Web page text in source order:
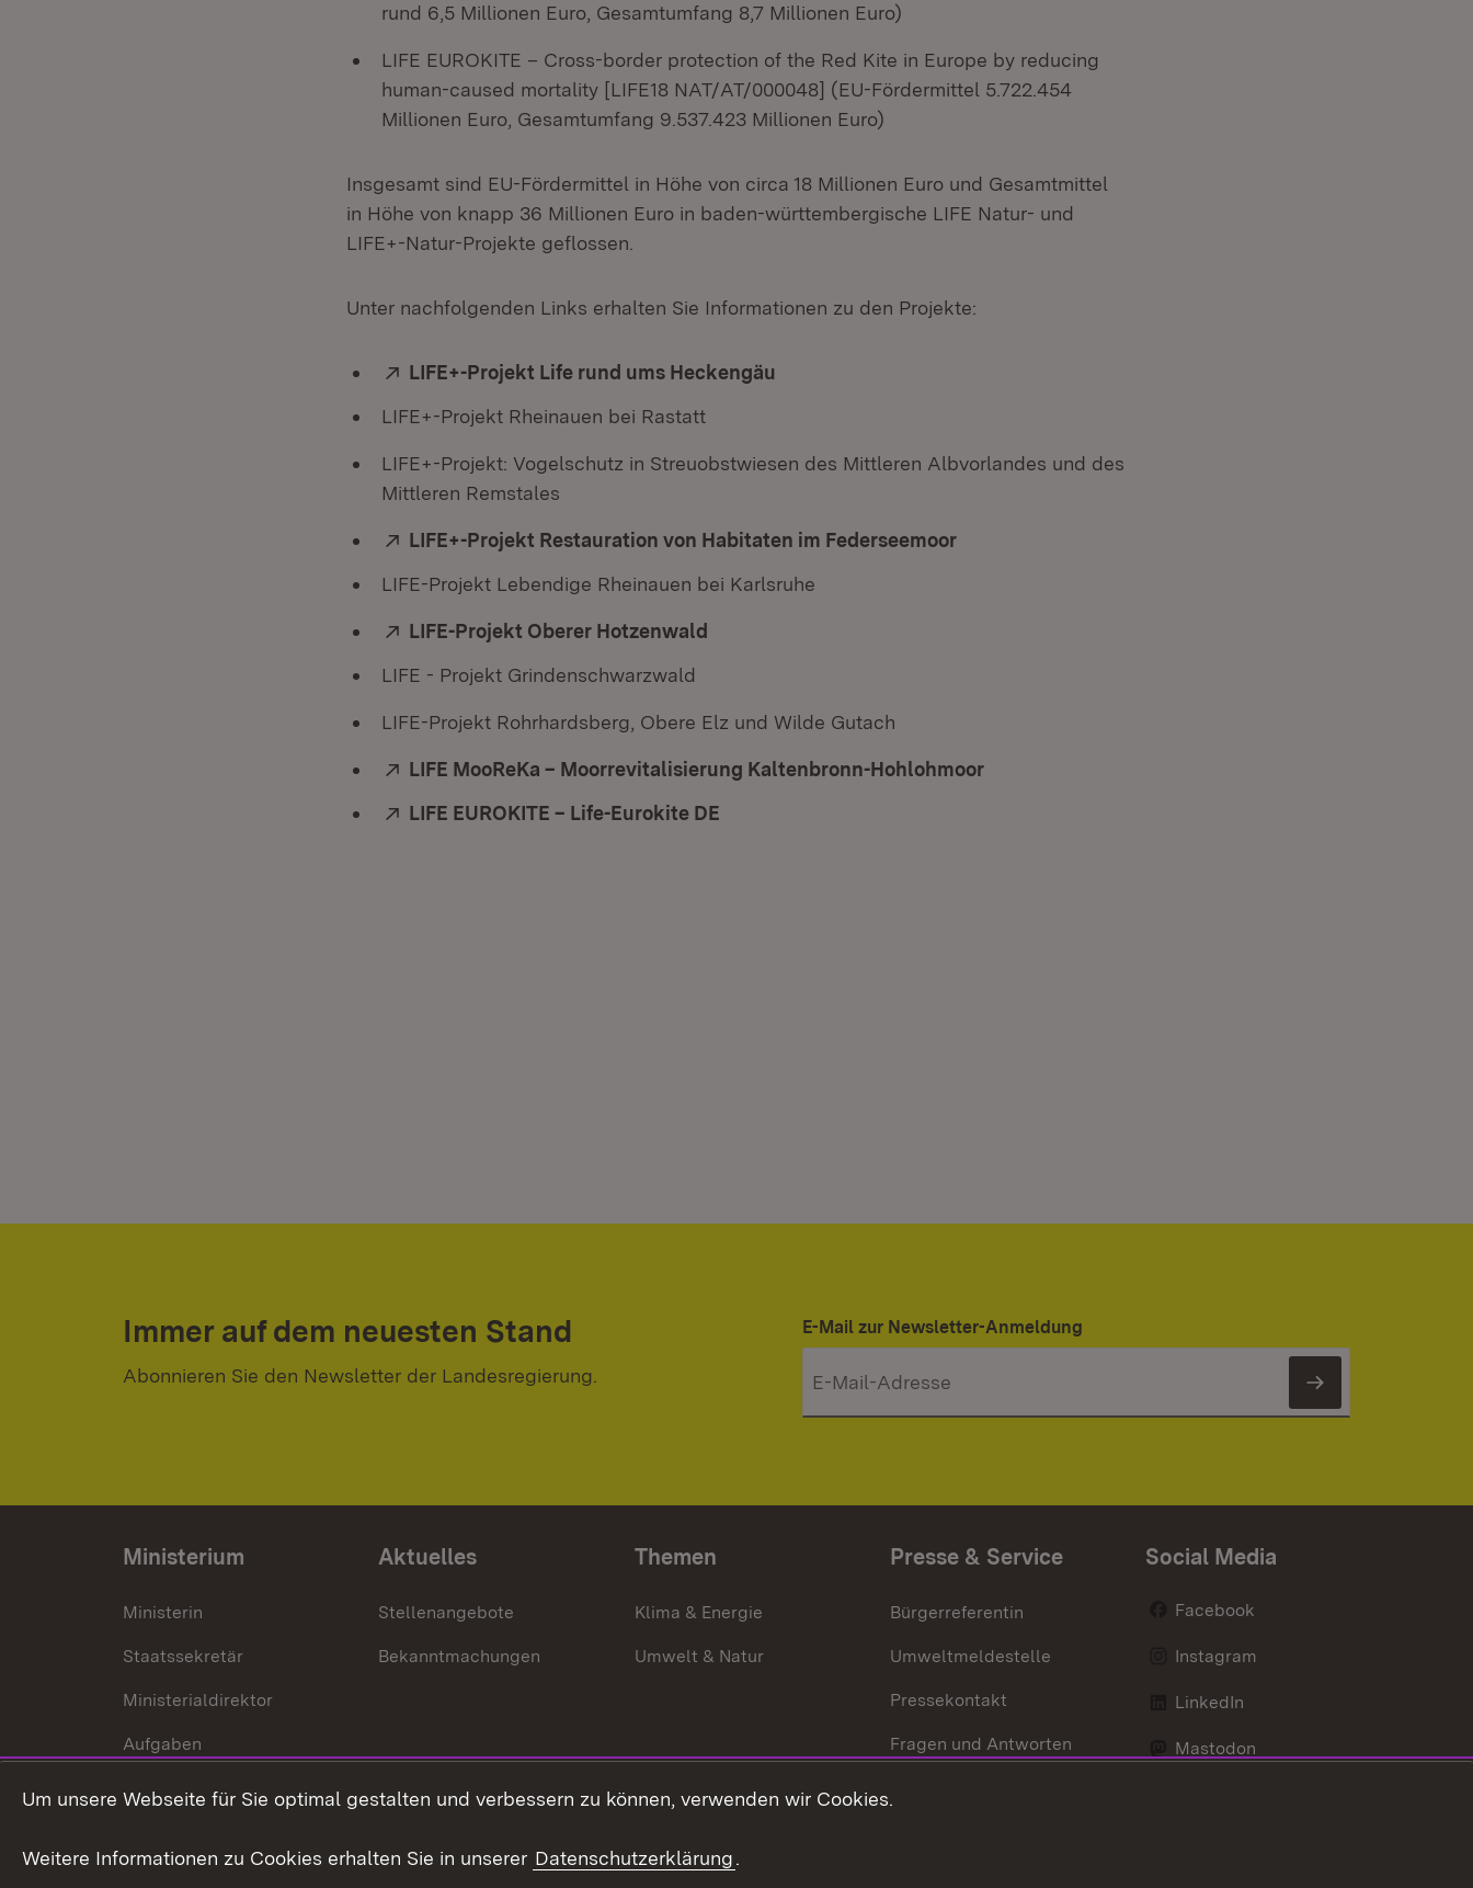
rund 6,5 Millionen Euro, Gesamtumfang 8,7 Millionen Euro)
LIFE EUROKITE – Cross-border protection of the Red Kite in Europe by reducing
human-caused mortality [LIFE18 NAT/AT/000048] (EU-Fördermittel 5.722.454
Millionen Euro, Gesamtumfang 9.537.423 Millionen Euro)
Insgesamt sind EU-Fördermittel in Höhe von circa 18 Millionen Euro und Gesamtmittel
in Höhe von knapp 36 Millionen Euro in baden-württembergische LIFE Natur- und
LIFE+-Natur-Projekte geflossen.
Unter nachfolgenden Links erhalten Sie Informationen zu den Projekte:
Extern:
LIFE+-Projekt Life rund ums Heckengäu
LIFE+-Projekt Rheinauen bei Rastatt
LIFE+-Projekt: Vogelschutz in Streuobstwiesen des Mittleren Albvorlandes und des
Mittleren Remstales
Extern:
LIFE+-Projekt Restauration von Habitaten im Federseemoor
LIFE-Projekt Lebendige Rheinauen bei Karlsruhe
Extern:
LIFE-Projekt Oberer Hotzenwald
LIFE - Projekt Grindenschwarzwald
LIFE-Projekt Rohrhardsberg, Obere Elz und Wilde Gutach
Extern:
LIFE MooReKa – Moorrevitalisierung Kaltenbronn-Hohlohmoor
Extern:
LIFE EUROKITE – Life-Eurokite DE
Immer auf dem neuesten Stand
Abonnieren Sie den Newsletter der Landesregierung.
E-Mail zur Newsletter-Anmeldung
Newsletter
Ministerium
Ministerin
Staatssekretär
Ministerialdirektor
Aufgaben
Internationale
Aktuelles
Stellenangebote
Bekanntmachungen
Themen
Klima & Energie
Umwelt & Natur
Presse & Service
Bürgerreferentin
Umweltmeldestelle
Pressekontakt
Fragen und Antworten
Social Media
Facebook
Instagram
LinkedIn
Mastodon
Um unsere Webseite für Sie optimal gestalten und verbessern zu können, verwenden wir Cookies.
Weitere Informationen zu Cookies erhalten Sie in unserer Datenschutzerklärung.